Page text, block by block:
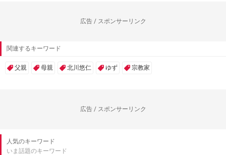
広告 / スポンサーリンク
関連するキーワード
父親 母親 北川悠仁 ゆず 宗教家
広告 / スポンサーリンク
人気のキーワード
いま話題のキーワード